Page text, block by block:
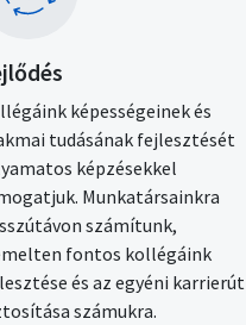
képességeinek és
tudásának fejlesztését
képzésekkel
Munkatársainkra
számítunk,
fontos kollégáink
és az egyéni karrierút
számukra.